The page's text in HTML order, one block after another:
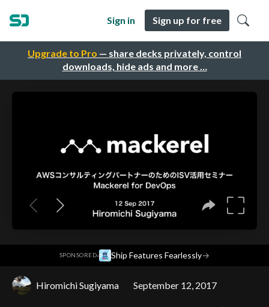
Upgrade to Pro — share decks privately, control
downloads, hide ads and more …
Sign in Sign up for free
SPONSORED· Ship Features Fearlessly→
Hiromichi Sugiyama September 12, 2017